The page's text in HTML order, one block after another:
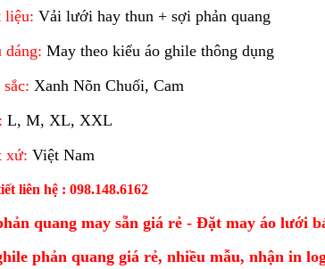
liệu: Vải lưới hay thun + sợi phản quang
dáng: May theo kiểu áo ghile thông dụng
Xanh Nõn Chuối, Cam
L, M, XL, XXL
xứ: Việt Nam
liên hệ : 098.148.6162
quang may sẵn giá rẻ - Đặt may áo lưới
phản quang giá rẻ, nhiều mẫu, nhận in